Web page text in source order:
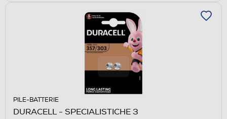
PILE-BATTERIE
DURACELL - SPECIALISTICHE 3